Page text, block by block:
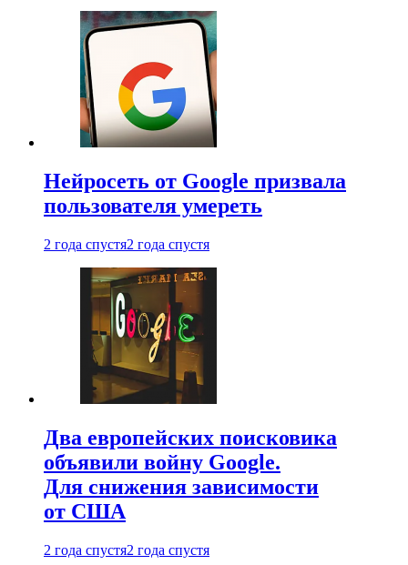
Нейросеть от Google призвала
пользователя умереть
2 года спустя2 года спустя
Два европейских поисковика
объявили войну Google.
Для снижения зависимости
от США
2 года спустя2 года спустя